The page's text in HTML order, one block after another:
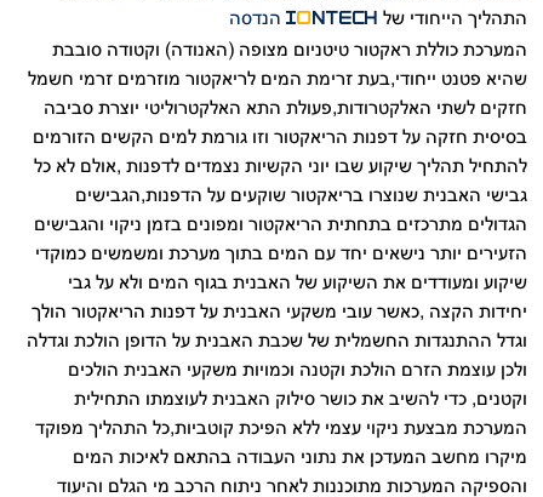
IONTECH התהליך הייחודי של
המערכת כוללת ראקטור טיטניום מצופה (האנודה) וקטודה סובבת
שהיא פטנט ייחודי,בעת זרימת המים לריאקטור מוזרמים זרמי חשמל
חזקים לשתי האלקטרודות,פעולת התא האלקטרוליטי יוצרת סביבה
בסיסית חזקה על דפנות הריאקטור וזו גורמת למים הקשים הזורמים
להתחיל תהליך שיקוע שבו יוני הקשיות נצמדים לדפנות ,אולם לא כל
גבישי האבנית שנוצרו בריאקטור שוקעים על הדפנות,הגבישים
הגדולים מתרכזים בתחתית הריאקטור ומפונים בזמן ניקוי והגבישים
הזעירים יותר נישאים יחד עם המים בתוך מערכת ומשמשים כמוקדי
שיקוע ומעודדים את השיקוע של האבנית בגוף המים ולא על גבי
יחידות הקצה ,כאשר עובי משקעי האבנית על דפנות הריאקטור הולך
וגדל ההתנגדות החשמלית של שכבת האבנית על הדופן הולכת וגדלה
ולכן עוצמת הזרם הולכת וקטנה וכמויות משקעי האבנית הולכים
וקטנים, כדי להשיב את כושר סילוק האבנית לעוצמתו התחילית
המערכת מבצעת ניקוי עצמי ללא הפיכת קוטביות,כל התהליך מפוקד
מיקרו מחשב המעדכן את נתוני העבודה בהתאם לאיכות המים
והספיקה המערכות מתוכננות לאחר ניתוח הרכב מי הגלם והיעוד